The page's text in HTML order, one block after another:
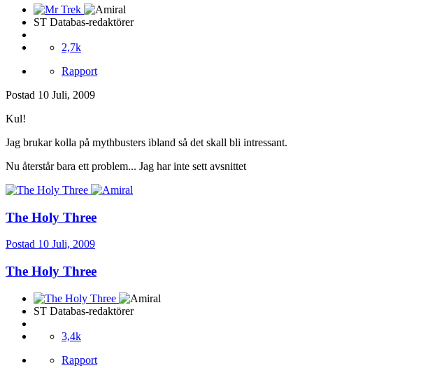
ST Databas-redaktörer
2,7k
Rapport
Postad 10 Juli, 2009
Kul!
Jag brukar kolla på mythbusters ibland så det skall bli intressant.
Nu återstår bara ett problem... Jag har inte sett avsnittet
The Holy Three
Postad 10 Juli, 2009
The Holy Three
ST Databas-redaktörer
3,4k
Rapport